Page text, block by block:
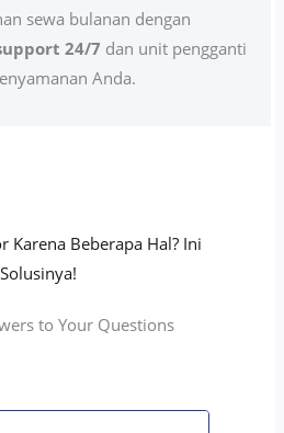
sewa bulanan dengan
24/7 dan unit pengganti
Anda.
Karena Beberapa Hal? Ini
Solusinya!
to Your Questions